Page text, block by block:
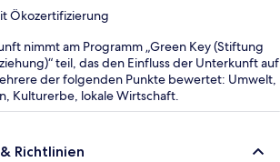
Ökozertifizierung
nimmt am Programm „Green Key (Stiftung
teil, das den Einfluss der Unterkunft auf
der folgenden Punkte bewertet: Umwelt,
Kulturerbe, lokale Wirtschaft.
Richtlinien